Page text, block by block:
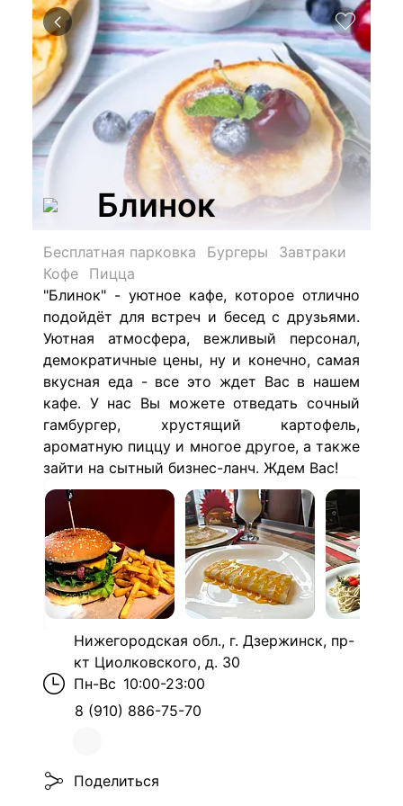
Блинок
Бесплатная парковка Бургеры
Завтраки
Кофе
Пицца
"Блинок" - уютное кафе, которое отлично
подойдёт для встреч и бесед с друзьями.
Уютная атмосфера, вежливый персонал,
демократичные цены, ну и конечно, самая
вкусная еда - все это ждет Вас в нашем
кафе. У нас Вы можете отведать сочный
гамбургер, хрустящий картофель,
ароматную пиццу и многое другое, а также
зайти на сытный бизнес-ланч. Ждем Вас!
Нижегородская обл., г. Дзержинск, пр-
кт Циолковского, д. 30
Пн-Вс 10:00-23:00
8 (910) 886-75-70
Поделиться